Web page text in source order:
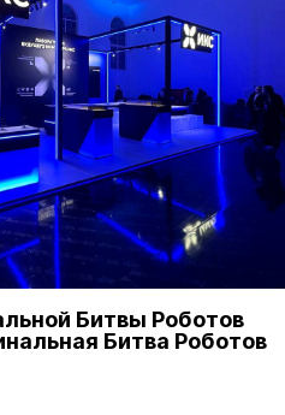
Битвы Роботов
Битва Роботов